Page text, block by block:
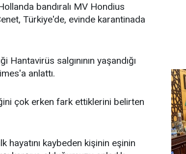
bandıralı MV Hondius
Türkiye'de, evinde karantinada
salgınının yaşandığı
anlattı.
çok erken fark ettiklerini belirten
kaybeden kişinin eşinin